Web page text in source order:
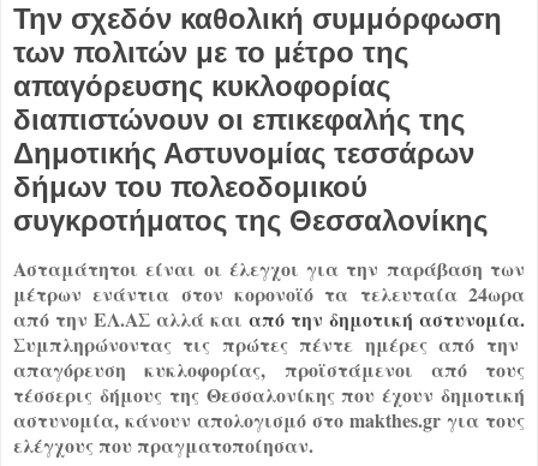
Την σχεδόν καθολική συμμόρφωση
των πολιτών με το μέτρο της
απαγόρευσης κυκλοφορίας
διαπιστώνουν οι επικεφαλής της
Δημοτικής Αστυνομίας τεσσάρων
δήμων του πολεοδομικού
συγκροτήματος της Θεσσαλονίκης
Ασταμάτητοι είναι οι έλεγχοι για την παράβαση των
μέτρων ενάντια στον κορονοϊό τα τελευταία 24ωρα
από την ΕΛ.ΑΣ αλλά και από την δημοτική αστυνομία.
Συμπληρώνοντας τις πρώτες πέντε ημέρες από την
απαγόρευση κυκλοφορίας, προϊστάμενοι από τους
τέσσερις δήμους της Θεσσαλονίκης που έχουν δημοτική
αστυνομία, κάνουν απολογισμό στο makthes.gr για τους
ελέγχους που πραγματοποίησαν.